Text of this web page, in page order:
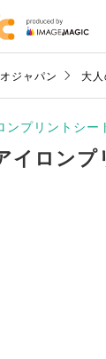
ジャパン 大
ンプリントシー
イロンプ